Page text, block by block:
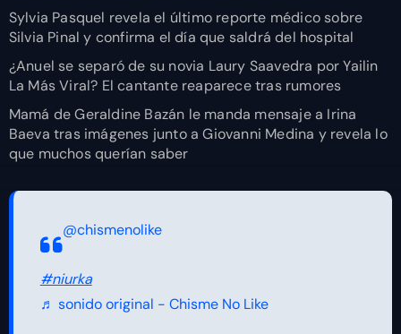
Sylvia Pasquel revela el último reporte médico sobre
Silvia Pinal y confirma el día que saldrá del hospital
¿Anuel se separó de su novia Laury Saavedra por Yailin
La Más Viral? El cantante reaparece tras rumores
Mamá de Geraldine Bazán le manda mensaje a Irina
Baeva tras imágenes junto a Giovanni Medina y revela lo
que muchos querían saber
@chismenolike
#niurka
♬ sonido original - Chisme No Like